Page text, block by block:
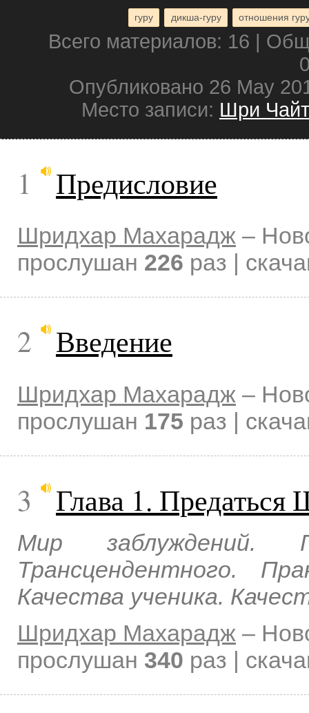
гуру дикша-гуру отношения
Всего материалов: 16 |
Опубликовано 26 May
Место записи: Шри
1 Предисловие
Шридхар Махарадж –
прослушан 226 раз |
2 Введение
Шридхар Махарадж –
прослушан 175 раз |
3 Глава 1. Предаться
Мир заблуждений.
Трансцендентного.
Качества ученика.
Шридхар Махарадж –
прослушан 340 раз |